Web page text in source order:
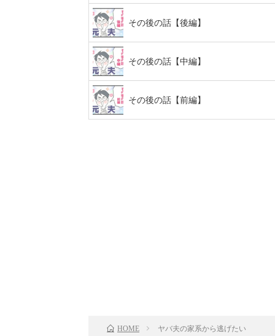
その後の話【後編】
その後の話【中編】
その後の話【前編】
HOME ヤバ夫の家系から逃げたい